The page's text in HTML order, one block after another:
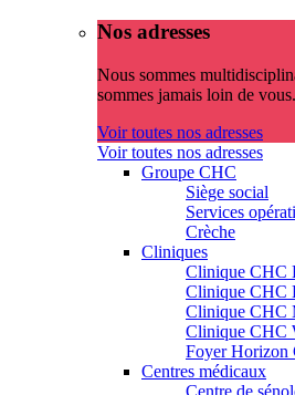
Nos adresses
Nous sommes
sommes jamais loin de vous.
Voir toutes nos adresses
Voir toutes nos adresses
Groupe CHC
Siège social
Services
Crèche
Cliniques
Clinique CHC
Clinique CHC
Clinique CHC
Clinique CHC
Foyer Horizon
Centres médicaux
Centre de